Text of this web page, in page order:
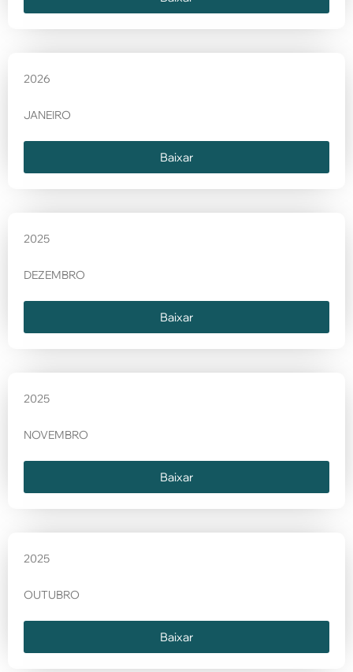
2026
JANEIRO
Baixar
2025
DEZEMBRO
Baixar
2025
NOVEMBRO
Baixar
2025
OUTUBRO
Baixar